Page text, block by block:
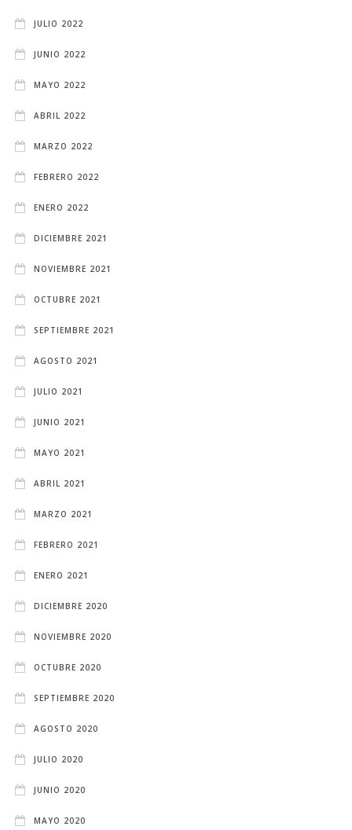
JULIO 2022
JUNIO 2022
MAYO 2022
ABRIL 2022
MARZO 2022
FEBRERO 2022
ENERO 2022
DICIEMBRE 2021
NOVIEMBRE 2021
OCTUBRE 2021
SEPTIEMBRE 2021
AGOSTO 2021
JULIO 2021
JUNIO 2021
MAYO 2021
ABRIL 2021
MARZO 2021
FEBRERO 2021
ENERO 2021
DICIEMBRE 2020
NOVIEMBRE 2020
OCTUBRE 2020
SEPTIEMBRE 2020
AGOSTO 2020
JULIO 2020
JUNIO 2020
MAYO 2020